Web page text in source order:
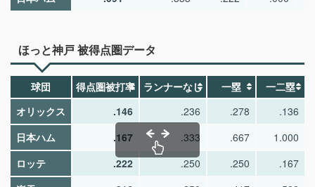
ほっと神戸 被得点圏データ
球団 得点圏被打率 ランナーなし 一塁
一二塁
オリックス
.146 .236 .278
.136
日本ハム
.167 .333 .667
1.000
ロッテ
.222 .250 .250
.167